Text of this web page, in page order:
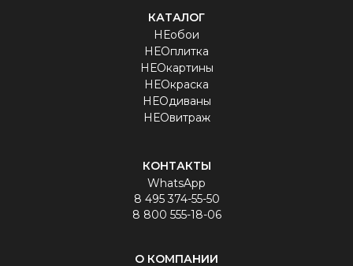
КАТАЛОГ
НЕобои
НЕОплитка
НЕОкартины
НЕОкраска
НЕОдиваны
НЕОвитраж
КОНТАКТЫ
WhatsApp
8 495 374-55-50
8 800 555-18-06
О КОМПАНИИ